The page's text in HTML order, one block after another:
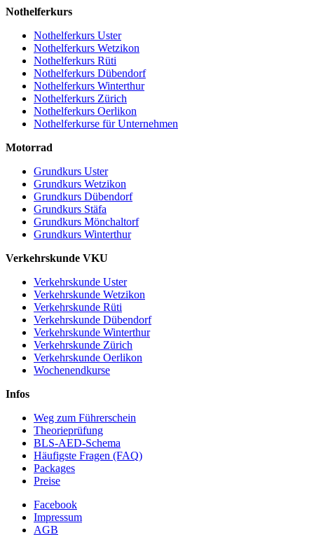
Nothelferkurs
Nothelferkurs Uster
Nothelferkurs Wetzikon
Nothelferkurs Rüti
Nothelferkurs Dübendorf
Nothelferkurs Winterthur
Nothelferkurs Zürich
Nothelferkurs Oerlikon
Nothelferkurse für Unternehmen
Motorrad
Grundkurs Uster
Grundkurs Wetzikon
Grundkurs Dübendorf
Grundkurs Stäfa
Grundkurs Mönchaltorf
Grundkurs Winterthur
Verkehrskunde VKU
Verkehrskunde Uster
Verkehrskunde Wetzikon
Verkehrskunde Rüti
Verkehrskunde Dübendorf
Verkehrskunde Winterthur
Verkehrskunde Zürich
Verkehrskunde Oerlikon
Wochenendkurse
Infos
Weg zum Führerschein
Theorieprüfung
BLS-AED-Schema
Häufigste Fragen (FAQ)
Packages
Preise
Facebook
Impressum
AGB